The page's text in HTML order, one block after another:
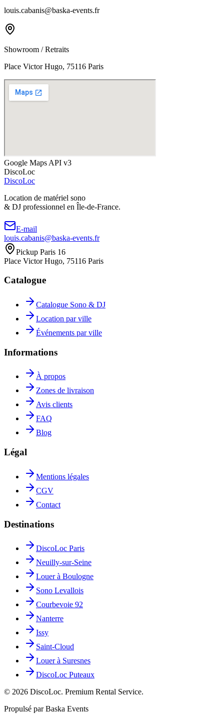
louis.cabanis@baska-events.fr
Showroom / Retraits
Place Victor Hugo, 75116 Paris
Google Maps API v3
DiscoLoc
DiscoLoc
Location de matériel sono
& DJ professionnel en Île-de-France.
E-mail
louis.cabanis@baska-events.fr
Pickup Paris 16
Place Victor Hugo, 75116 Paris
Catalogue
Catalogue Sono & DJ
Location par ville
Événements par ville
Informations
À propos
Zones de livraison
Avis clients
FAQ
Blog
Légal
Mentions légales
CGV
Contact
Destinations
DiscoLoc Paris
Neuilly-sur-Seine
Louer à Boulogne
Sono Levallois
Courbevoie 92
Nanterre
Issy
Saint-Cloud
Louer à Suresnes
DiscoLoc Puteaux
© 2026 DiscoLoc. Premium Rental Service.
Propulsé par Baska Events